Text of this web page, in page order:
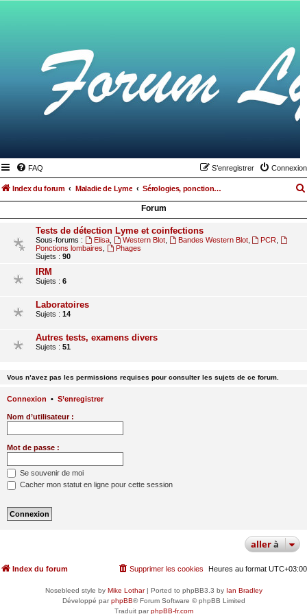
FAQ Connexion
S’enregistrer
Index du forum Maladie de Lyme Sérologies, ponctions lombaires, IRM et autres examens
Forum
Tests de détection Lyme et coinfections
Sous-forums : Elisa, Western Blot, Bandes Western Blot, PCR
Ponctions lombaires
Phages
Sujets : 90
IRM
Sujets : 6
Laboratoires
Sujets : 14
Autres tests, examens divers
Sujets : 51
Vous n’avez pas les permissions requises pour consulter les sujets de ce forum.
Connexion • S’enregistrer
Nom d’utilisateur :
Mot de passe :
Se souvenir de moi
Cacher mon statut en ligne pour cette session
allerà
Index du forum Heures au format UTC+03:00
Supprimer les cookies
Nosebleed style by Mike Lothar| Ported to phpBB3.3 by Ian Bradley
Développé parphpBB® Forum Software © phpBB Limited
Traduit parphpBB-fr.com